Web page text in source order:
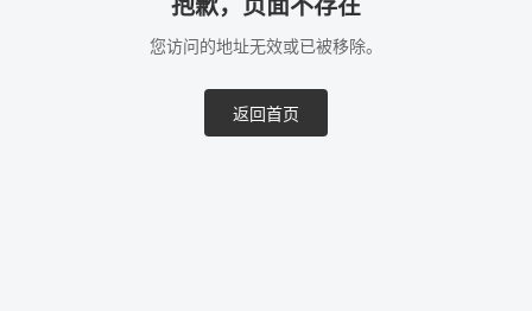
抱歉，页面不存在
您访问的地址无效或已被移除。
返回首页